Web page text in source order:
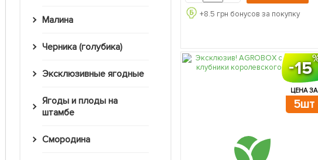
Малина
Черника (голубика)
Эксклюзивные ягодные
Ягоды и плоды на
штамбе
Смородина
+8.5 грн бонусов за покупку
15
ЦЕНА ЗА
5шт